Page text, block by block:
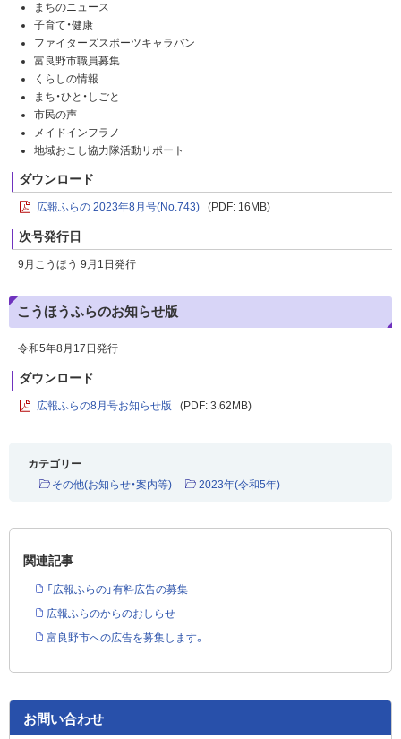
まちのニュース
子育て・健康
ファイターズスポーツキャラバン
富良野市職員募集
くらしの情報
まち・ひと・しごと
市民の声
メイドインフラノ
地域おこし協力隊活動リポート
ダウンロード
広報ふらの 2023年8月号(No.743) (PDF: 16MB)
次号発行日
9月こうほう 9月1日発行
こうほうふらのお知らせ版
令和5年8月17日発行
ダウンロード
広報ふらの8月号お知らせ版 (PDF: 3.62MB)
カテゴリー
その他(お知らせ・案内等)
2023年(令和5年)
関連記事
「広報ふらの」有料広告の募集
広報ふらのからのおしらせ
富良野市への広告を募集します。
お問い合わせ